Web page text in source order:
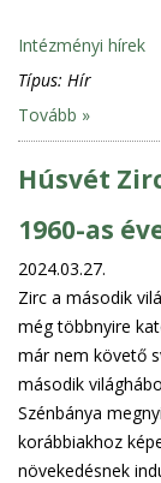
Intézményi hírek
Típus: Hír
Tovább »
Húsvét
1960-as
2024.03.27.
Zirc a második
még többnyire
már nem követő
második
Szénbánya
korábbiakhoz
növekedésnek